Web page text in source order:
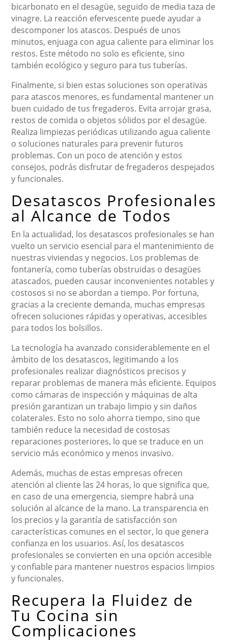
bicarbonato en el desagüe, seguido de media taza de
vinagre. La reacción efervescente puede ayudar a
descomponer los atascos. Después de unos
minutos, enjuaga con agua caliente para eliminar los
restos. Este método no solo es eficiente, sino
también ecológico y seguro para tus tuberías.
Finalmente, si bien estas soluciones son operativas
para atascos menores, es fundamental mantener un
buen cuidado de tus fregaderos. Evita arrojar grasa,
restos de comida o objetos sólidos por el desagüe.
Realiza limpiezas periódicas utilizando agua caliente
o soluciones naturales para prevenir futuros
problemas. Con un poco de atención y estos
consejos, podrás disfrutar de fregaderos despejados
y funcionales.
Desatascos Profesionales
al Alcance de Todos
En la actualidad, los desatascos profesionales se han
vuelto un servicio esencial para el mantenimiento de
nuestras viviendas y negocios. Los problemas de
fontanería, como tuberías obstruidas o desagües
atascados, pueden causar inconvenientes notables y
costosos si no se abordan a tiempo. Por fortuna,
gracias a la creciente demanda, muchas empresas
ofrecen soluciones rápidas y operativas, accesibles
para todos los bolsillos.
La tecnología ha avanzado considerablemente en el
ámbito de los desatascos, legitimando a los
profesionales realizar diagnósticos precisos y
reparar problemas de manera más eficiente. Equipos
como cámaras de inspección y máquinas de alta
presión garantizan un trabajo limpio y sin daños
colaterales. Esto no solo ahorra tiempo, sino que
también reduce la necesidad de costosas
reparaciones posteriores, lo que se traduce en un
servicio más económico y menos invasivo.
Además, muchas de estas empresas ofrecen
atención al cliente las 24 horas, lo que significa que,
en caso de una emergencia, siempre habrá una
solución al alcance de la mano. La transparencia en
los precios y la garantía de satisfacción son
características comunes en el sector, lo que genera
confianza en los usuarios. Así, los desatascos
profesionales se convierten en una opción accesible
y confiable para mantener nuestros espacios limpios
y funcionales.
Recupera la Fluidez de
Tu Cocina sin
Complicaciones